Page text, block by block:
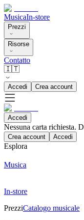
MusicaIn-store
Prezzi
Risorse
Contatto
🇮🇹
Accedi Crea account
Accedi
Nessuna carta richiesta.
Crea account Accedi
Esplora
Musica
In-store
PrezziCatalogo musicale